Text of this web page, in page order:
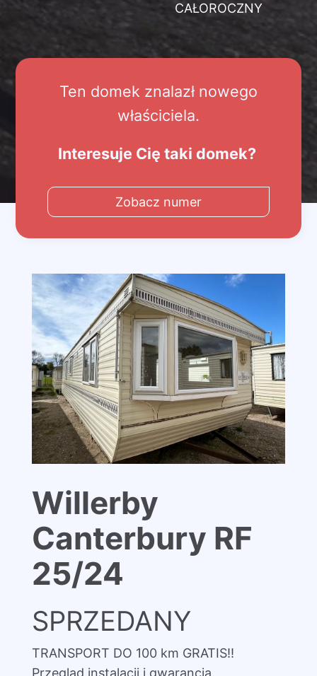
Ten domek znalazł nowego
właściciela.
Interesuje Cię taki domek?
Zobacz numer
CAŁOROCZNY
Willerby
Canterbury RF
25/24
SPRZEDANY
TRANSPORT DO 100 km GRATIS!!